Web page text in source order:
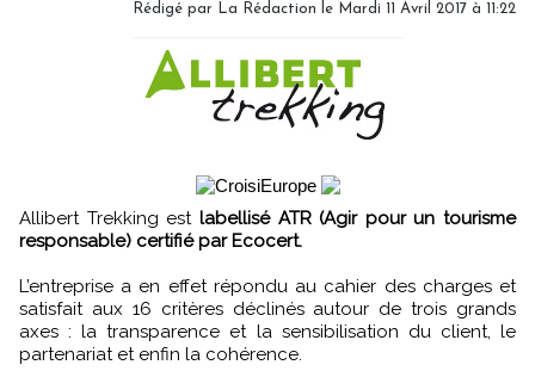
Rédigé par La Rédaction le Mardi 11 Avril 2017 à 11:22
Allibert Trekking est labellisé ATR (Agir pour un tourisme
responsable) certifié par Ecocert.
L’entreprise a en effet répondu au cahier des charges et
satisfait aux 16 critères déclinés autour de trois grands
axes : la transparence et la sensibilisation du client, le
partenariat et enfin la cohérence.